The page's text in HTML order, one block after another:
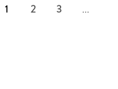
1 2 3 ...